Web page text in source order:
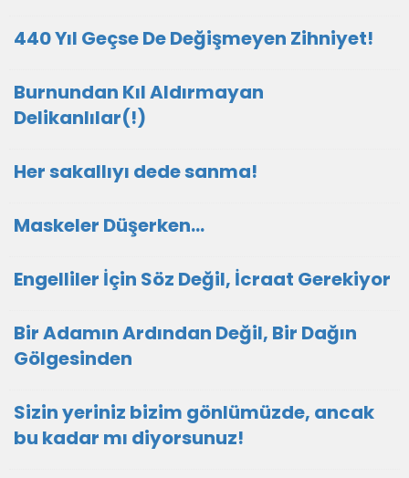
440 Yıl Geçse De Değişmeyen Zihniyet!
Burnundan Kıl Aldırmayan
Delikanlılar(!)
Her sakallıyı dede sanma!
Maskeler Düşerken…
Engelliler İçin Söz Değil, İcraat Gerekiyor
Bir Adamın Ardından Değil, Bir Dağın
Gölgesinden
Sizin yeriniz bizim gönlümüzde, ancak
bu kadar mı diyorsunuz!